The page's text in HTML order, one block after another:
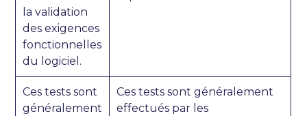
la validation
des exigences
fonctionnelles
du logiciel.
Ces tests sont
généralement
Ces tests sont généralement
effectués par les